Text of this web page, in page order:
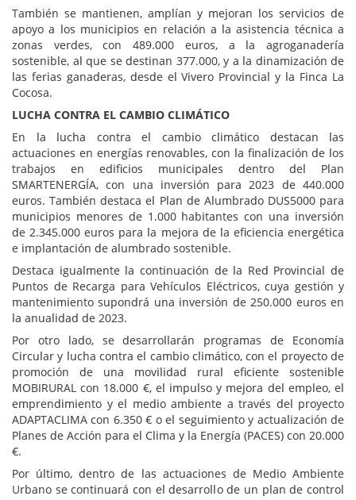
También se mantienen, amplían y mejoran los servicios de
apoyo a los municipios en relación a la asistencia técnica a
zonas verdes, con 489.000 euros, a la agroganadería
sostenible, al que se destinan 377.000, y a la dinamización de
las ferias ganaderas, desde el Vivero Provincial y la Finca La
Cocosa.
LUCHA CONTRA EL CAMBIO CLIMÁTICO
En la lucha contra el cambio climático destacan las
actuaciones en energías renovables, con la finalización de los
trabajos en edificios municipales dentro del Plan
SMARTENERGÍA, con una inversión para 2023 de 440.000
euros. También destaca el Plan de Alumbrado DUS5000 para
municipios menores de 1.000 habitantes con una inversión
de 2.345.000 euros para la mejora de la eficiencia energética
e implantación de alumbrado sostenible.
Destaca igualmente la continuación de la Red Provincial de
Puntos de Recarga para Vehículos Eléctricos, cuya gestión y
mantenimiento supondrá una inversión de 250.000 euros en
la anualidad de 2023.
Por otro lado, se desarrollarán programas de Economía
Circular y lucha contra el cambio climático, con el proyecto de
promoción de una movilidad rural eficiente sostenible
MOBIRURAL con 18.000 €, el impulso y mejora del empleo, el
emprendimiento y el medio ambiente a través del proyecto
ADAPTACLIMA con 6.350 € o el seguimiento y actualización de
Planes de Acción para el Clima y la Energía (PACES) con 20.000
€.
Por último, dentro de las actuaciones de Medio Ambiente
Urbano se continuará con el desarrollo de un plan de control